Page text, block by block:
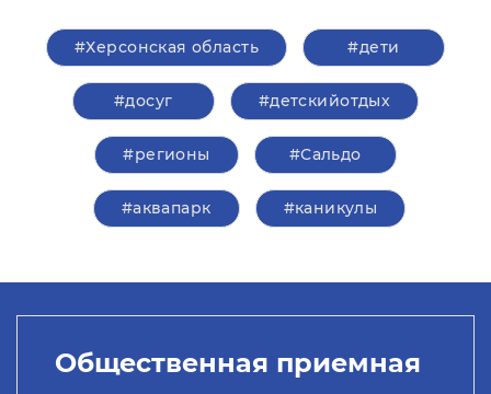
#Херсонская область #дети
#досуг #детскийотдых
#регионы #Сальдо
#аквапарк #каникулы
Общественная приемная